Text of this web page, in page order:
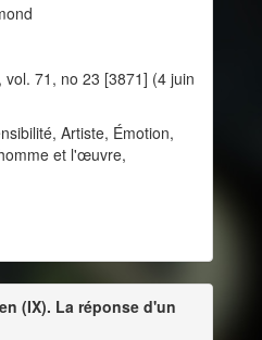
vol. 71, no 23 [3871] (4 juin
Artiste, Émotion,
et l'œuvre,
(IX). La réponse d'un